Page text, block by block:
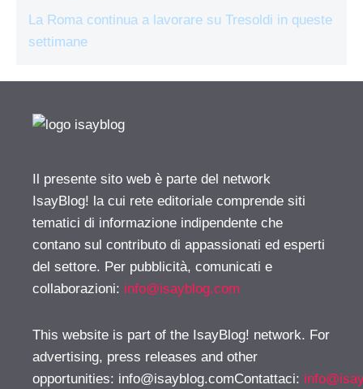
La Roma continua a lavorare su Tresoldi in queste
settimane
Il presente sito web è parte del network
IsayBlog! la cui rete editoriale comprende siti
tematici di informazione indipendente che
contano sul contributo di appassionati ed esperti
del settore. Per pubblicità, comunicati e
collaborazioni: info@isayblog.com
This website is part of the IsayBlog! network. For
advertising, press releases and other
opportunities: info@isayblog.comContattaci: